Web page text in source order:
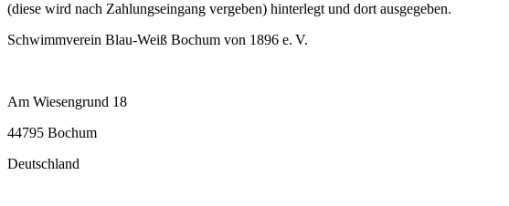
(diese wird nach Zahlungseingang vergeben) hinterlegt und dort ausgegeben.
Schwimmverein Blau-Weiß Bochum von 1896 e. V.
Am Wiesengrund 18
44795 Bochum
Deutschland